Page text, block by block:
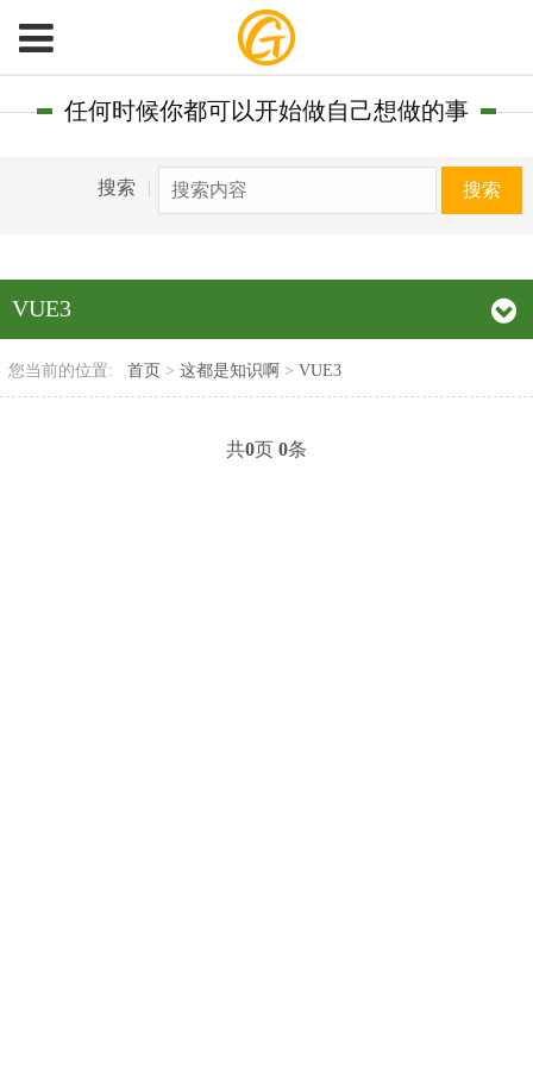
任何时候你都可以开始做自己想做的事
搜索 | 搜索
VUE3
您当前的位置:首页 >这都是知识啊 >VUE3
共0页 0条